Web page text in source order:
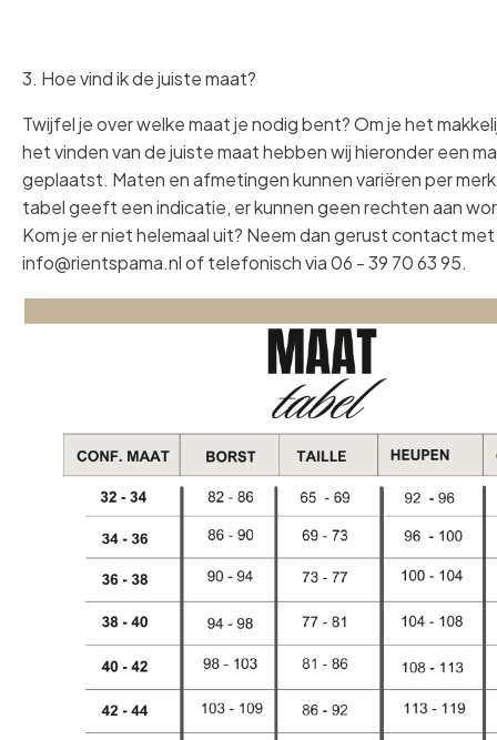
3. Hoe vind ik de juiste maat?
Twijfel je over welke maat je nodig bent? Om je het
het vinden van de juiste maat hebben wij hieronder een
geplaatst. Maten en afmetingen kunnen variëren per
tabel geeft een indicatie, er kunnen geen rechten aan
Kom je er niet helemaal uit? Neem dan gerust contact
info@rientspama.nl of telefonisch via 06 - 39 70 63 95.